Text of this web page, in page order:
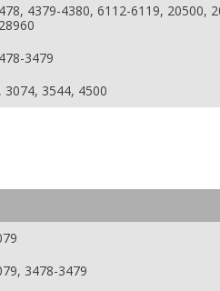
4379-4380, 6112-6119, 20500,
3479
3074, 3544, 4500
3478-3479